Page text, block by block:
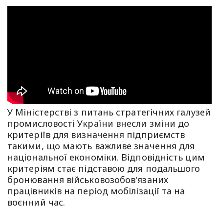
У Міністерстві з питань стратегічних галузей
промисловості України внесли зміни до
критеріїв для визначення підприємств
такими, що мають важливе значення для
національної економіки. Відповідність цим
критеріям стає підставою для подальшого
бронювання військовозобов'язаних
працівників на період мобілізації та на
воєнний час.